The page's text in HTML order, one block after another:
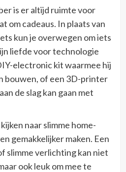
is er altijd ruimte voor
om cadeaus. In plaats van
kun je overwegen om iets
liefde voor technologie
electronic kit waarmee hij
bouwen, of een 3D-printer
de slag kan gaan met
naar slimme home-
gemakkelijker maken. Een
slimme verlichting kan niet
ook leuk om mee te